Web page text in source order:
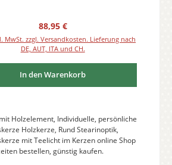
Regulärer Preis:
88,95 €
MwSt. zzgl. Versandkosten. Lieferung nach
DE, AUT, ITA und CH.
In den Warenkorb